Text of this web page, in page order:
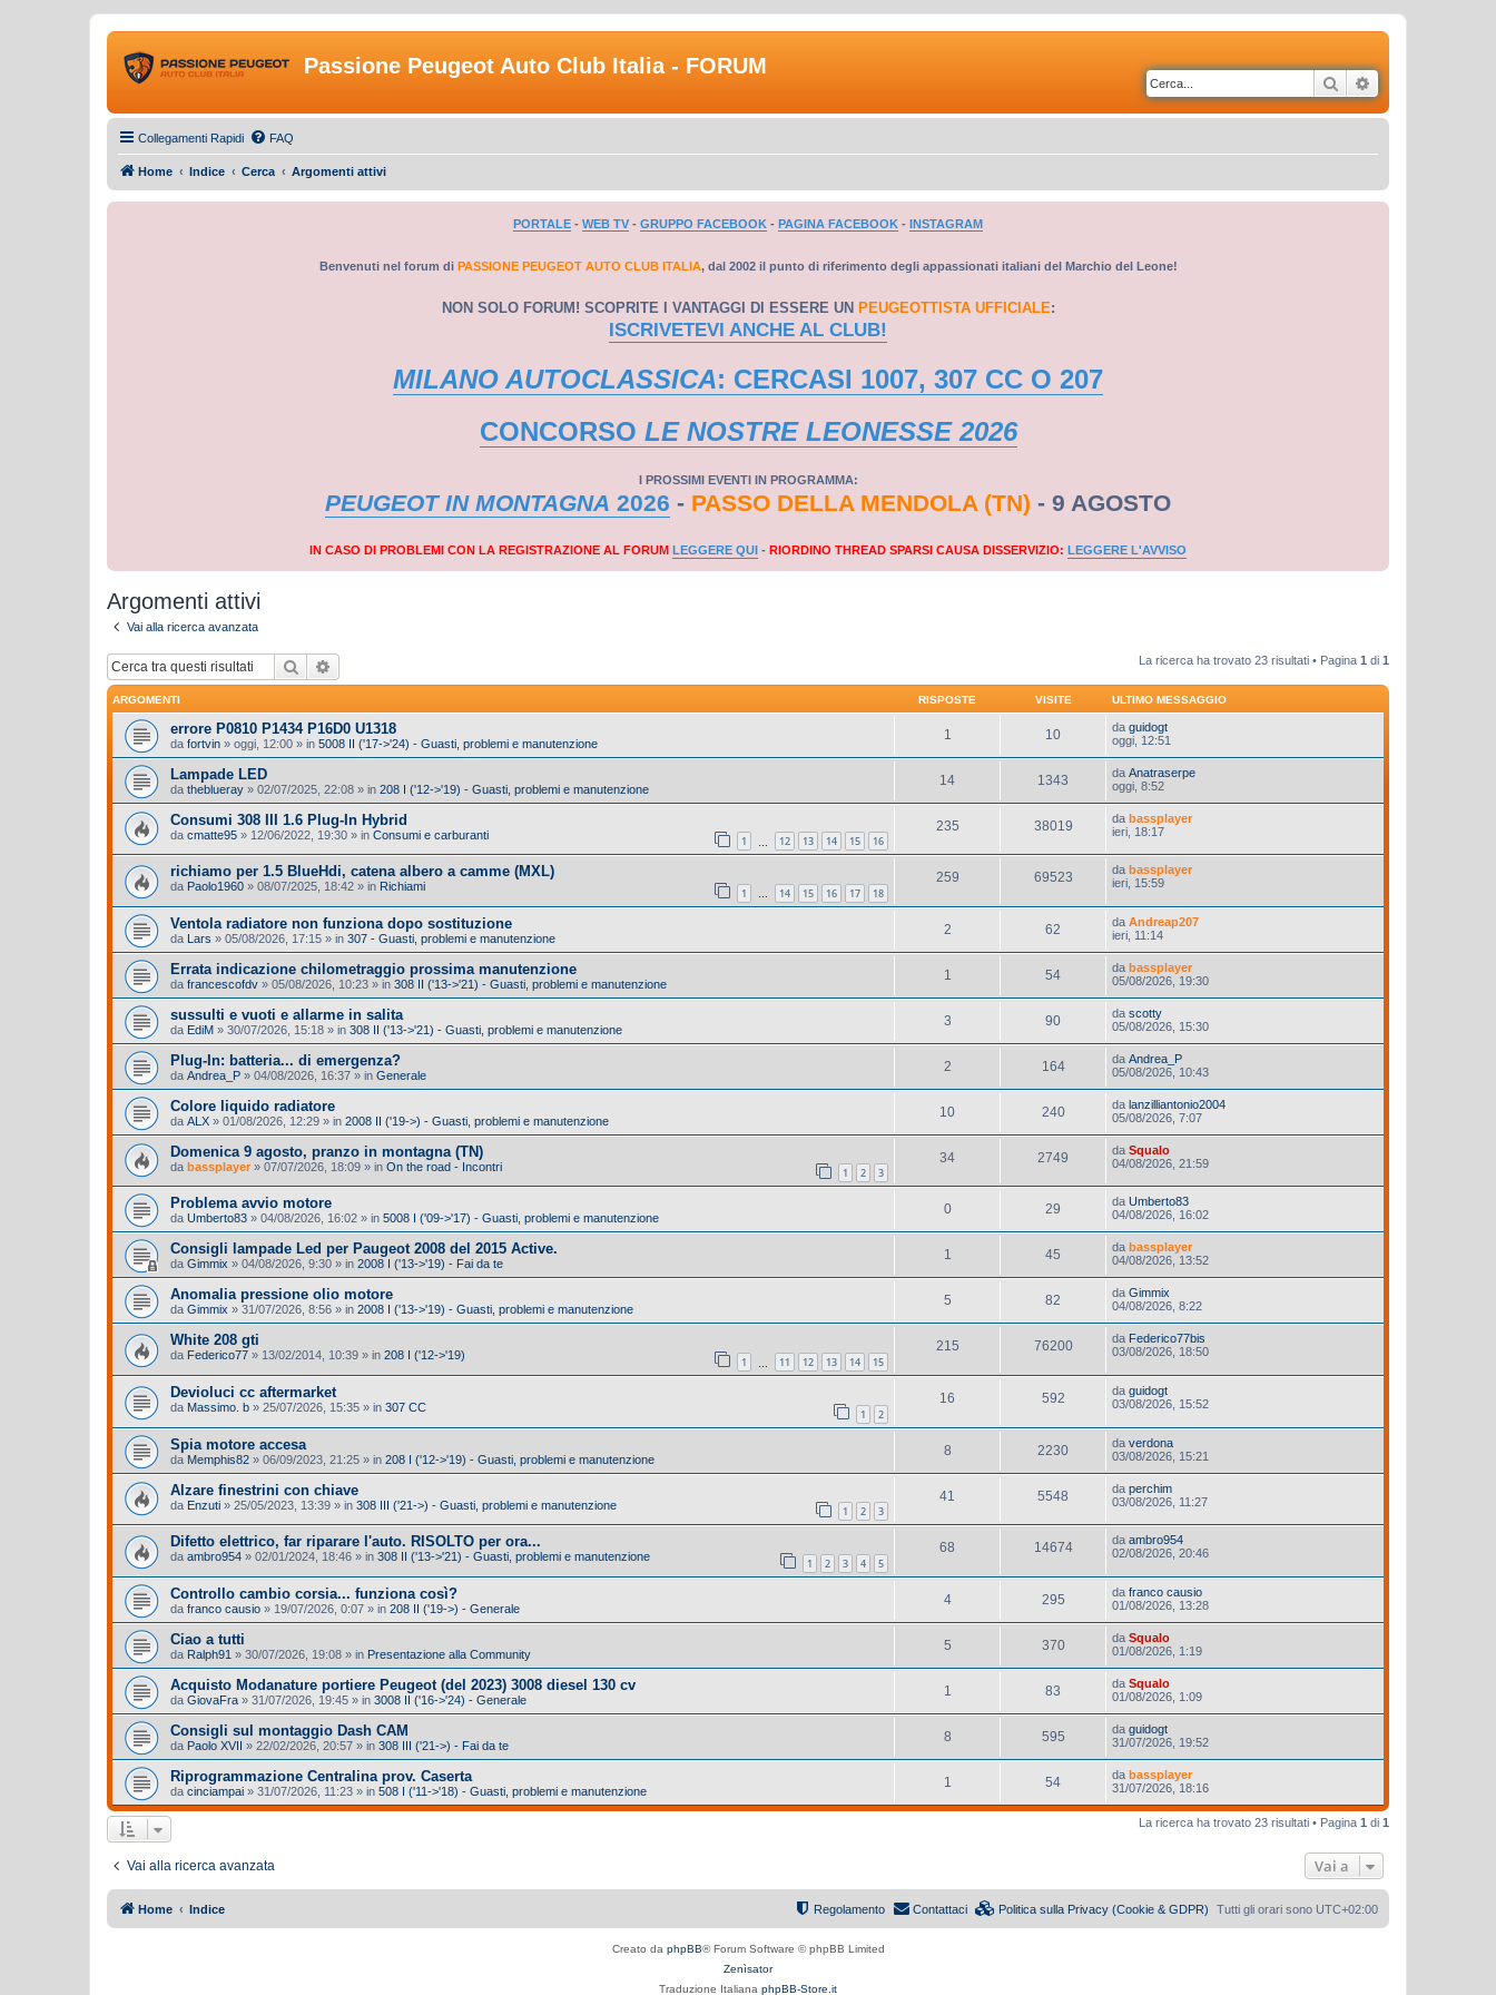
Passione Peugeot Auto Club Italia - FORUM
Cerca
Collegamenti Rapidi FAQ
Home Indice Cerca Argomenti attivi
PORTALE - WEB TV - GRUPPO FACEBOOK - PAGINA FACEBOOK - INSTAGRAM
Benvenuti nel forum di PASSIONE PEUGEOT AUTO CLUB ITALIA, dal 2002 il punto di riferimento degli appassionati italiani del Marchio del Leone!
NON SOLO FORUM! SCOPRITE I VANTAGGI DI ESSERE UN PEUGEOTTISTA UFFICIALE:
ISCRIVETEVI ANCHE AL CLUB!
MILANO AUTOCLASSICA: CERCASI 1007, 307 CC O 207
CONCORSO LE NOSTRE LEONESSE 2026
I PROSSIMI EVENTI IN PROGRAMMA:
PEUGEOT IN MONTAGNA 2026 - PASSO DELLA MENDOLA (TN) - 9 AGOSTO
IN CASO DI PROBLEMI CON LA REGISTRAZIONE AL FORUM LEGGERE QUI - RIORDINO THREAD SPARSI CAUSA DISSERVIZIO: LEGGERE L'AVVISO
Argomenti attivi
Vai alla ricerca avanzata
Cerca La ricerca ha trovato 23 risultati • Pagina 1 di 1
ARGOMENTI RISPOSTE VISITE ULTIMO MESSAGGIO
errore P0810 P1434 P16D0 U1318
da fortvin » oggi, 12:00 » in 5008 II ('17->'24) - Guasti, problemi e manutenzione
1 10 da guidogt
oggi, 12:51
Lampade LED
da theblueray » 02/07/2025, 22:08 » in 208 I ('12->'19) - Guasti, problemi e manutenzione
14 1343 da Anatraserpe
oggi, 8:52
Consumi 308 III 1.6 Plug-In Hybrid
da cmatte95 » 12/06/2022, 19:30 » in Consumi e carburanti 1 12 13 14 15 16
235 38019 da bassplayer
ieri, 18:17
richiamo per 1.5 BlueHdi, catena albero a camme (MXL)
da Paolo1960 » 08/07/2025, 18:42 » in Richiami 1 … 14 15 16 17 18
259 69523 da bassplayer
ieri, 15:59
Ventola radiatore non funziona dopo sostituzione
da Lars » 05/08/2026, 17:15 » in 307 - Guasti, problemi e manutenzione
2 62 da Andreap207
ieri, 11:14
Errata indicazione chilometraggio prossima manutenzione
da francescofdv » 05/08/2026, 10:23 » in 308 II ('13->'21) - Guasti, problemi e manutenzione
1 54 da bassplayer
05/08/2026, 19:30
sussulti e vuoti e allarme in salita
da EdiM » 30/07/2026, 15:18 » in 308 II ('13->'21) - Guasti, problemi e manutenzione
3 90 da scotty
05/08/2026, 15:30
Plug-In: batteria... di emergenza?
da Andrea_P » 04/08/2026, 16:37 » in Generale
2 164 da Andrea_P
05/08/2026, 10:43
Colore liquido radiatore
da ALX » 01/08/2026, 12:29 » in 2008 II ('19->) - Guasti, problemi e manutenzione
10 240 da lanzilliantonio2004
05/08/2026, 7:07
Domenica 9 agosto, pranzo in montagna (TN)
da bassplayer » 07/07/2026, 18:09 » in On the road - Incontri 1 2 3
34 2749 da Squalo
04/08/2026, 21:59
Problema avvio motore
da Umberto83 » 04/08/2026, 16:02 » in 5008 I ('09->'17) - Guasti, problemi e manutenzione
0 29 da Umberto83
04/08/2026, 16:02
Consigli lampade Led per Paugeot 2008 del 2015 Active.
da Gimmix » 04/08/2026, 9:30 » in 2008 I ('13->'19) - Fai da te
1 45 da bassplayer
04/08/2026, 13:52
Anomalia pressione olio motore
da Gimmix » 31/07/2026, 8:56 » in 2008 I ('13->'19) - Guasti, problemi e manutenzione
5 82 da Gimmix
04/08/2026, 8:22
White 208 gti
da Federico77 » 13/02/2014, 10:39 » in 208 I ('12->'19) 1 11 12 13 14 15
215 76200 da Federico77bis
03/08/2026, 18:50
Devioluci cc aftermarket
da Massimo. b » 25/07/2026, 15:35 » in 307 CC 1 2
16 592 da guidogt
03/08/2026, 15:52
Spia motore accesa
da Memphis82 » 06/09/2023, 21:25 » in 208 I ('12->'19) - Guasti, problemi e manutenzione
8 2230 da verdona
03/08/2026, 15:21
Alzare finestrini con chiave
da Enzuti » 25/05/2023, 13:39 » in 308 III ('21->) - Guasti, problemi e manutenzione 1 2 3
41 5548 da perchim
03/08/2026, 11:27
Difetto elettrico, far riparare l'auto. RISOLTO per ora...
da ambro954 » 02/01/2024, 18:46 » in 308 II ('13->'21) - Guasti, problemi e manutenzione 1 2 3 4 5
68 14674 da ambro954
02/08/2026, 20:46
Controllo cambio corsia... funziona così?
da franco causio » 19/07/2026, 0:07 » in 208 II ('19->) - Generale
4 295 da franco causio
01/08/2026, 13:28
Ciao a tutti
da Ralph91 » 30/07/2026, 19:08 » in Presentazione alla Community
5 370 da Squalo
01/08/2026, 1:19
Acquisto Modanature portiere Peugeot (del 2023) 3008 diesel 130 cv
da GiovaFra » 31/07/2026, 19:45 » in 3008 II ('16->'24) - Generale
1 83 da Squalo
01/08/2026, 1:09
Consigli sul montaggio Dash CAM
da Paolo XVII » 22/02/2026, 20:57 » in 308 III ('21->) - Fai da te
8 595 da guidogt
31/07/2026, 19:52
Riprogrammazione Centralina prov. Caserta
da cinciampai » 31/07/2026, 11:23 » in 508 I ('11->'18) - Guasti, problemi e manutenzione
1 54 da bassplayer
31/07/2026, 18:16
La ricerca ha trovato 23 risultati • Pagina 1 di 1
Vai alla ricerca avanzata Vai a
Home Indice Tutti gli orari sono UTC+02:00
Politica sulla Privacy (Cookie & GDPR)
Contattaci
Regolamento
Creato da phpBB® Forum Software © phpBB Limited
Zenìsator
Traduzione Italiana phpBB-Store.it